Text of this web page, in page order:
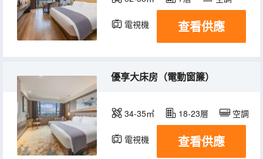
電視機 冰箱
查看供應
優享大床房（電動窗簾）
34-35㎡ 18-23層 空調
電視機 冰箱
查看供應